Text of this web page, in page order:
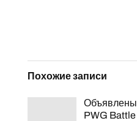
Похожие записи
Объявлены
PWG